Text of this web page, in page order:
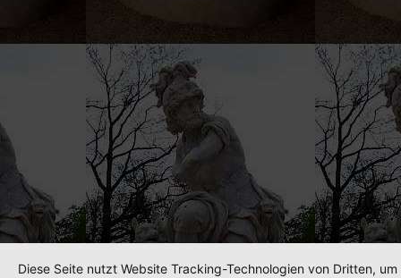
Diese Seite nutzt Website Tracking-Technologien von Dritten,